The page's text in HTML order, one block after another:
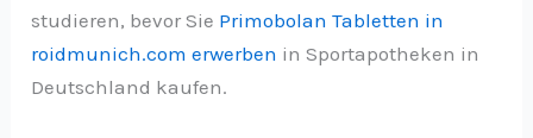
studieren, bevor Sie Primobolan Tabletten in
roidmunich.com erwerben in Sportapotheken in
Deutschland kaufen.